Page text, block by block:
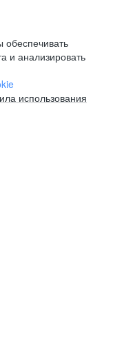
и анализировать
использования